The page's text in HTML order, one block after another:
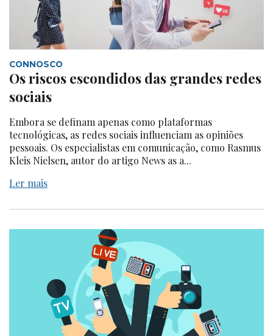
CONNOSCO
Os riscos escondidos das grandes redes
sociais
Embora se definam apenas como plataformas
tecnológicas, as redes sociais influenciam as opiniões
pessoais. Os especialistas em comunicação, como Rasmus
Kleis Nielsen, autor do artigo News as a...
Ler mais